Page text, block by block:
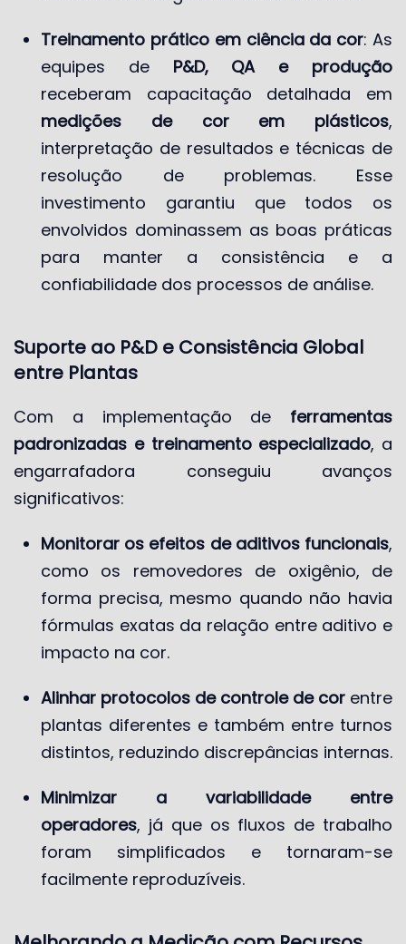
Treinamento prático em ciência da cor: As
equipes de P&D, QA e produção
receberam capacitação detalhada em
medições de cor em plásticos,
interpretação de resultados e técnicas de
resolução de problemas. Esse
investimento garantiu que todos os
envolvidos dominassem as boas práticas
para manter a consistência e a
confiabilidade dos processos de análise.
Suporte ao P&D e Consistência Global
entre Plantas
Com a implementação de ferramentas
padronizadas e treinamento especializado, a
engarrafadora conseguiu avanços
significativos:
Monitorar os efeitos de aditivos funcionais,
como os removedores de oxigênio, de
forma precisa, mesmo quando não havia
fórmulas exatas da relação entre aditivo e
impacto na cor.
Alinhar protocolos de controle de cor entre
plantas diferentes e também entre turnos
distintos, reduzindo discrepâncias internas.
Minimizar a variabilidade entre
operadores, já que os fluxos de trabalho
foram simplificados e tornaram-se
facilmente reproduzíveis.